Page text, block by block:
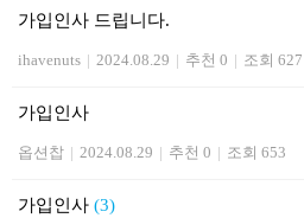
가입인사 드립니다.
ihavenuts | 2024.08.29 | 추천 0 | 조회 627
가입인사
옵션찹 | 2024.08.29 | 추천 0 | 조회 653
가입인사 (3)